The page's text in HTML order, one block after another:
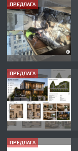
ПРЕДЛАГА
ПРЕДЛАГА
ПРЕДЛАГА